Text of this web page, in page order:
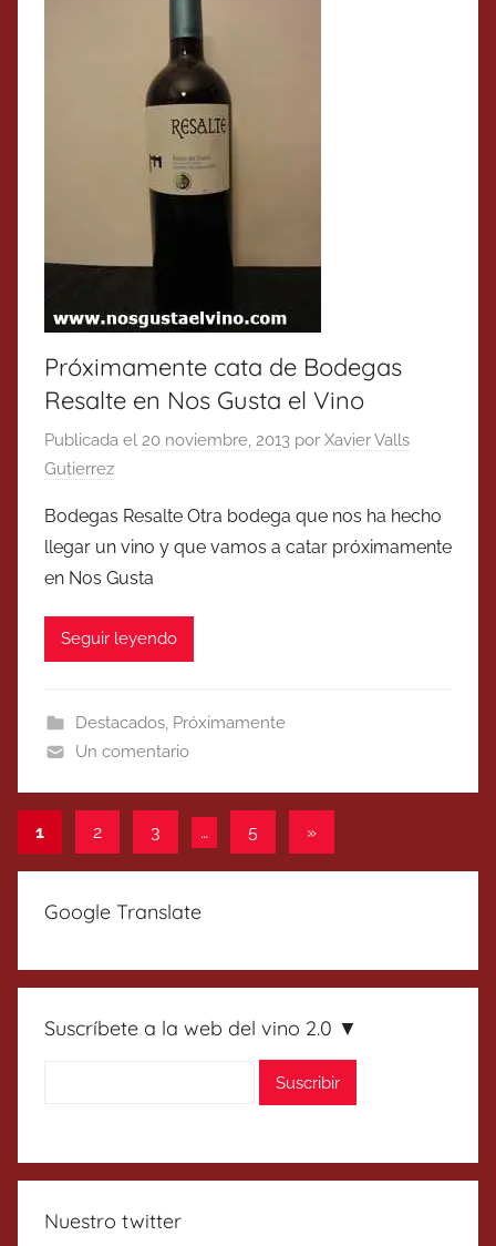
Próximamente cata de Bodegas
Resalte en Nos Gusta el Vino
Publicada el 20 noviembre, 2013 por Xavier Valls
Gutierrez
Bodegas Resalte Otra bodega que nos ha hecho
llegar un vino y que vamos a catar próximamente
en Nos Gusta
Seguir leyendo
Destacados, Próximamente
Un comentario
Paginación
de
entradas
1 2 3 … 5
Entradas
»
Google Translate
Suscríbete a la web del vino 2.0 ▼
Nuestro twitter